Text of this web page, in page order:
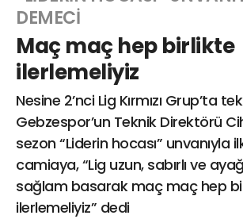
DEMECİ
Maç maç hep birlikte
ilerlemeliyiz
Nesine 2’nci Lig Kırmızı Grup’ta
Gebzespor’un Teknik Direktörü
sezon “Liderin hocası” unvanıyla
camiaya, “Lig uzun, sabırlı ve
sağlam basarak maç maç hep
ilerlemeliyiz” dedi
Hacı Halil
Caddesi, Beşiroğlu
(BİLKAR)Gebze -